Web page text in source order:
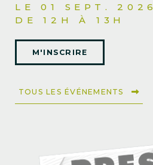
LE 01 SEPT. 2026
DE 12H À 13H
M'INSCRIRE
TOUS LES ÉVÉNEMENTS